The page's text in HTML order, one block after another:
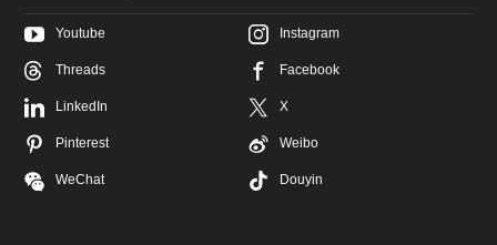
イ
画
面
へ
進
む
フ
ー
進
Youtube Instagram
Threads Facebook
LinkedIn X
Pinterest Weibo
WeChat Douyin